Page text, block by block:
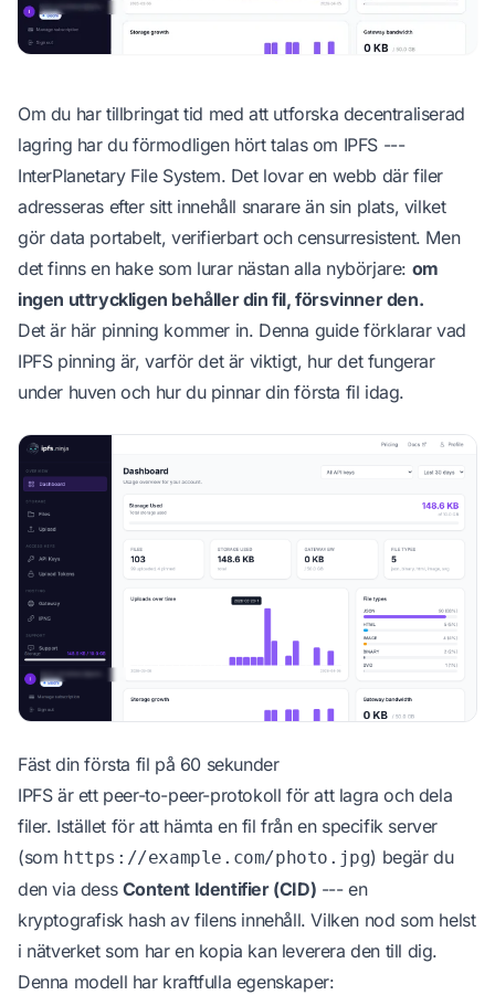
Om du har tillbringat tid med att utforska decentraliserad
lagring har du förmodligen hört talas om IPFS ---
InterPlanetary File System. Det lovar en webb där filer
adresseras efter sitt innehåll snarare än sin plats, vilket
gör data portabelt, verifierbart och censurresistent. Men
det finns en hake som lurar nästan alla nybörjare: om
ingen uttryckligen behåller din fil, försvinner den.
Det är här pinning kommer in. Denna guide förklarar vad
IPFS pinning är, varför det är viktigt, hur det fungerar
under huven och hur du pinnar din första fil idag.
Fäst din första fil på 60 sekunder
IPFS är ett peer-to-peer-protokoll för att lagra och dela
filer. Istället för att hämta en fil från en specifik server
(som https://example.com/photo.jpg) begär du
den via dess Content Identifier (CID) --- en
kryptografisk hash av filens innehåll. Vilken nod som helst
i nätverket som har en kopia kan leverera den till dig.
Denna modell har kraftfulla egenskaper: